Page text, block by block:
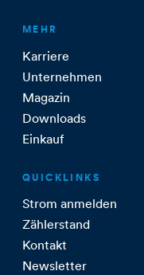
MEHR
Karriere
Unternehmen
Magazin
Downloads
Einkauf
QUICKLINKS
Strom anmelden
Zählerstand
Kontakt
Newsletter